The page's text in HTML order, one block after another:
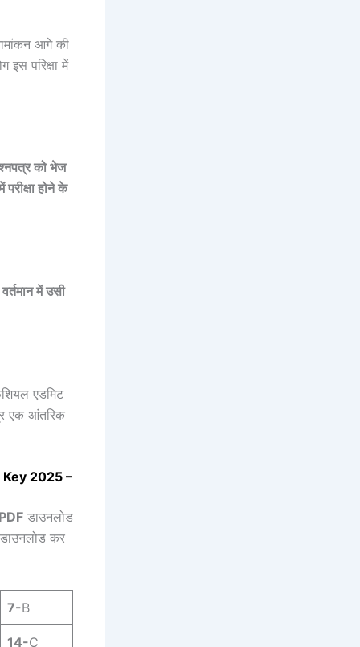
आगे की
परिक्षा में
को भेज
होने के
में उसी
एडमिट
एक आंतरिक
2025 –
डाउनलोड
कर
7-B
14-C